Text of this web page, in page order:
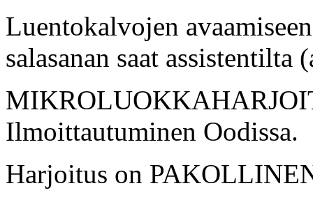
Luentokalvojen
salasanan saat
Ilmoittautuminen Oodissa.
Harjoitus on